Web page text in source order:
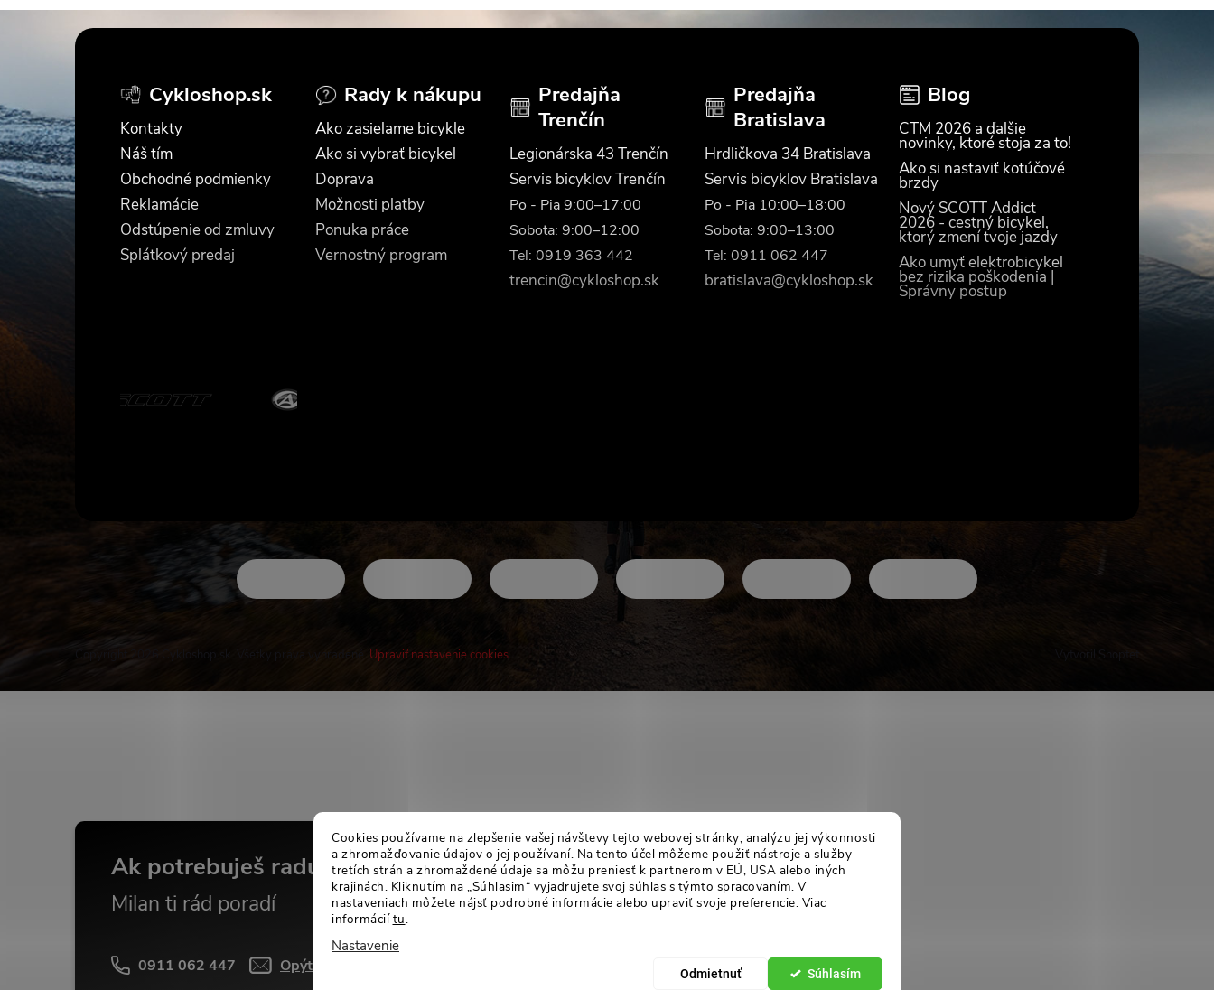
Cookies používame na zlepšenie vašej návštevy tejto webovej stránky, analýzu jej výkonnosti
a zhromažďovanie údajov o jej používaní. Na tento účel môžeme použiť nástroje a služby
tretích strán a zhromaždené údaje sa môžu preniesť k partnerom v EÚ, USA alebo iných
krajinách. Kliknutím na „Súhlasim“ vyjadrujete svoj súhlas s týmto spracovaním. V
nastaveniach môžete nájsť podrobné informácie alebo upraviť svoje preferencie. Viac
informáciítu.
Nastavenie
Odmietnuť Súhlasím
p
ä
Cykloshop.sk
Kontakty
Náš tím
Obchodné podmienky
Reklamácie
Odstúpenie od zmluvy
Splátkový predaj
Rady k nákupu
Ako zasielame bicykle
Ako si vybrať bicykel
Doprava
Možnosti platby
Ponuka práce
Vernostný program
Predajňa
Trenčín
Legionárska 43 Trenčín
Servis bicyklov Trenčín
Po - Pia 9:00–17:00
Sobota: 9:00–12:00
Tel: 0919 363 442
trencin@cykloshop.sk
Predajňa
Bratislava
Hrdličkova 34 Bratislava
Servis bicyklov Bratislava
Po - Pia 10:00–18:00
Sobota: 9:00–13:00
Tel: 0911 062 447
bratislava@cykloshop.sk
Blog
CTM 2026 a ďalšie
novinky, ktoré stoja za to!
Ako si nastaviť kotúčové
brzdy
Nový SCOTT Addict
2026 - cestný bicykel,
ktorý zmení tvoje jazdy
Ako umyť elektrobicykel
bez rizika poškodenia |
Správny postup
Upraviť nastavenie cookies
Ak potrebuješ radu...
Milan ti rád poradí
0911 062 447 Opýtať sa